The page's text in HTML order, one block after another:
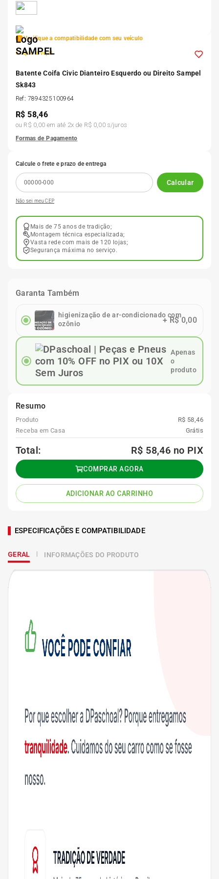
Verifique a compatibilidade com seu veículo
Clique e veja!
Batente Coifa Civic Dianteiro Esquerdo ou Direito Sampel
Sk843
Ref: 7894325100964
R$58,46
ou R$ 0,00 em até 2x de R$ 0,00s/juros
Formas de Pagamento
Calcule o frete e prazo de entrega
Calcular
Não sei meu CEP
Mais de 75 anos de tradição;
Montagem técnica especializada;
Vasta rede com mais de 120 lojas;
Segurança máxima no serviço.
Garanta Também
higienização de ar-condicionado com
ozônio
+R$ 0,00
Apenas
o
produto
Resumo
Produto
R$ 58,46
Receba em Casa
Grátis
Total: R$ 58,46 no PIX
COMPRAR AGORA
ADICIONAR AO CARRINHO
ESPECIFICAÇÕES E COMPATIBILIDADE
GERAL INFORMAÇÕES DO PRODUTO
5º
6º
7º Pneu
8 º
10º 175 70r13